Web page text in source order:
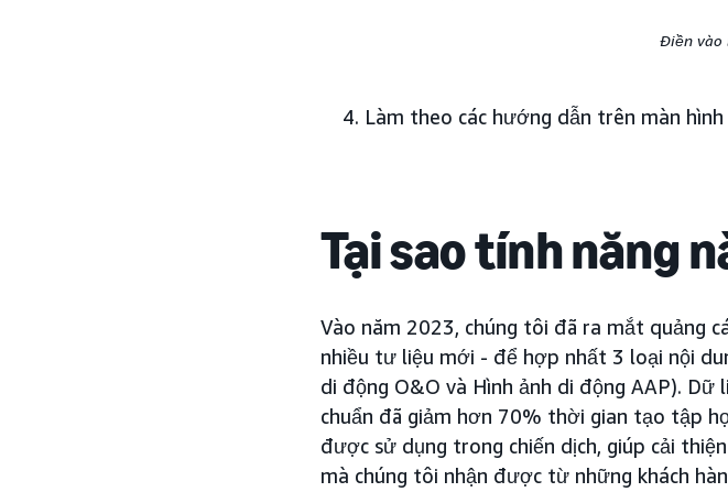
Điền vào
Làm theo các hướng dẫn trên màn
Tại sao tính năng
Vào năm 2023, chúng tôi đã ra mắt quảng
nhiều tư liệu mới - để hợp nhất 3 loại nội
di động O&O và Hình ảnh di động AAP).
chuẩn đã giảm hơn 70% thời gian tạo tập
được sử dụng trong chiến dịch, giúp cải
mà chúng tôi nhận được từ những khách